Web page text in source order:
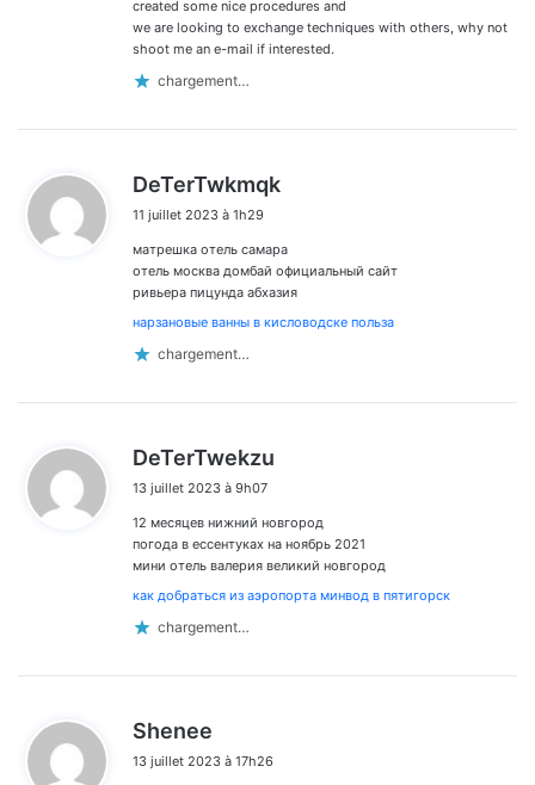
created some nice procedures and
we are looking to exchange techniques with others, why not
shoot me an e-mail if interested.
chargement…
DeTerTwkmqk
:
11 juillet 2023 à 1h29
матрешка отель самара
отель москва домбай официальный сайт
ривьера пицунда абхазия
нарзановые ванны в кисловодске польза
chargement…
DeTerTwekzu
:
13 juillet 2023 à 9h07
12 месяцев нижний новгород
погода в ессентуках на ноябрь 2021
мини отель валерия великий новгород
как добраться из аэропорта минвод в пятигорск
chargement…
Shenee
t
13 juillet 2023 à 17h26